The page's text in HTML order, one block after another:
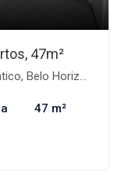
47m²
Horizonte-MG
47 m²